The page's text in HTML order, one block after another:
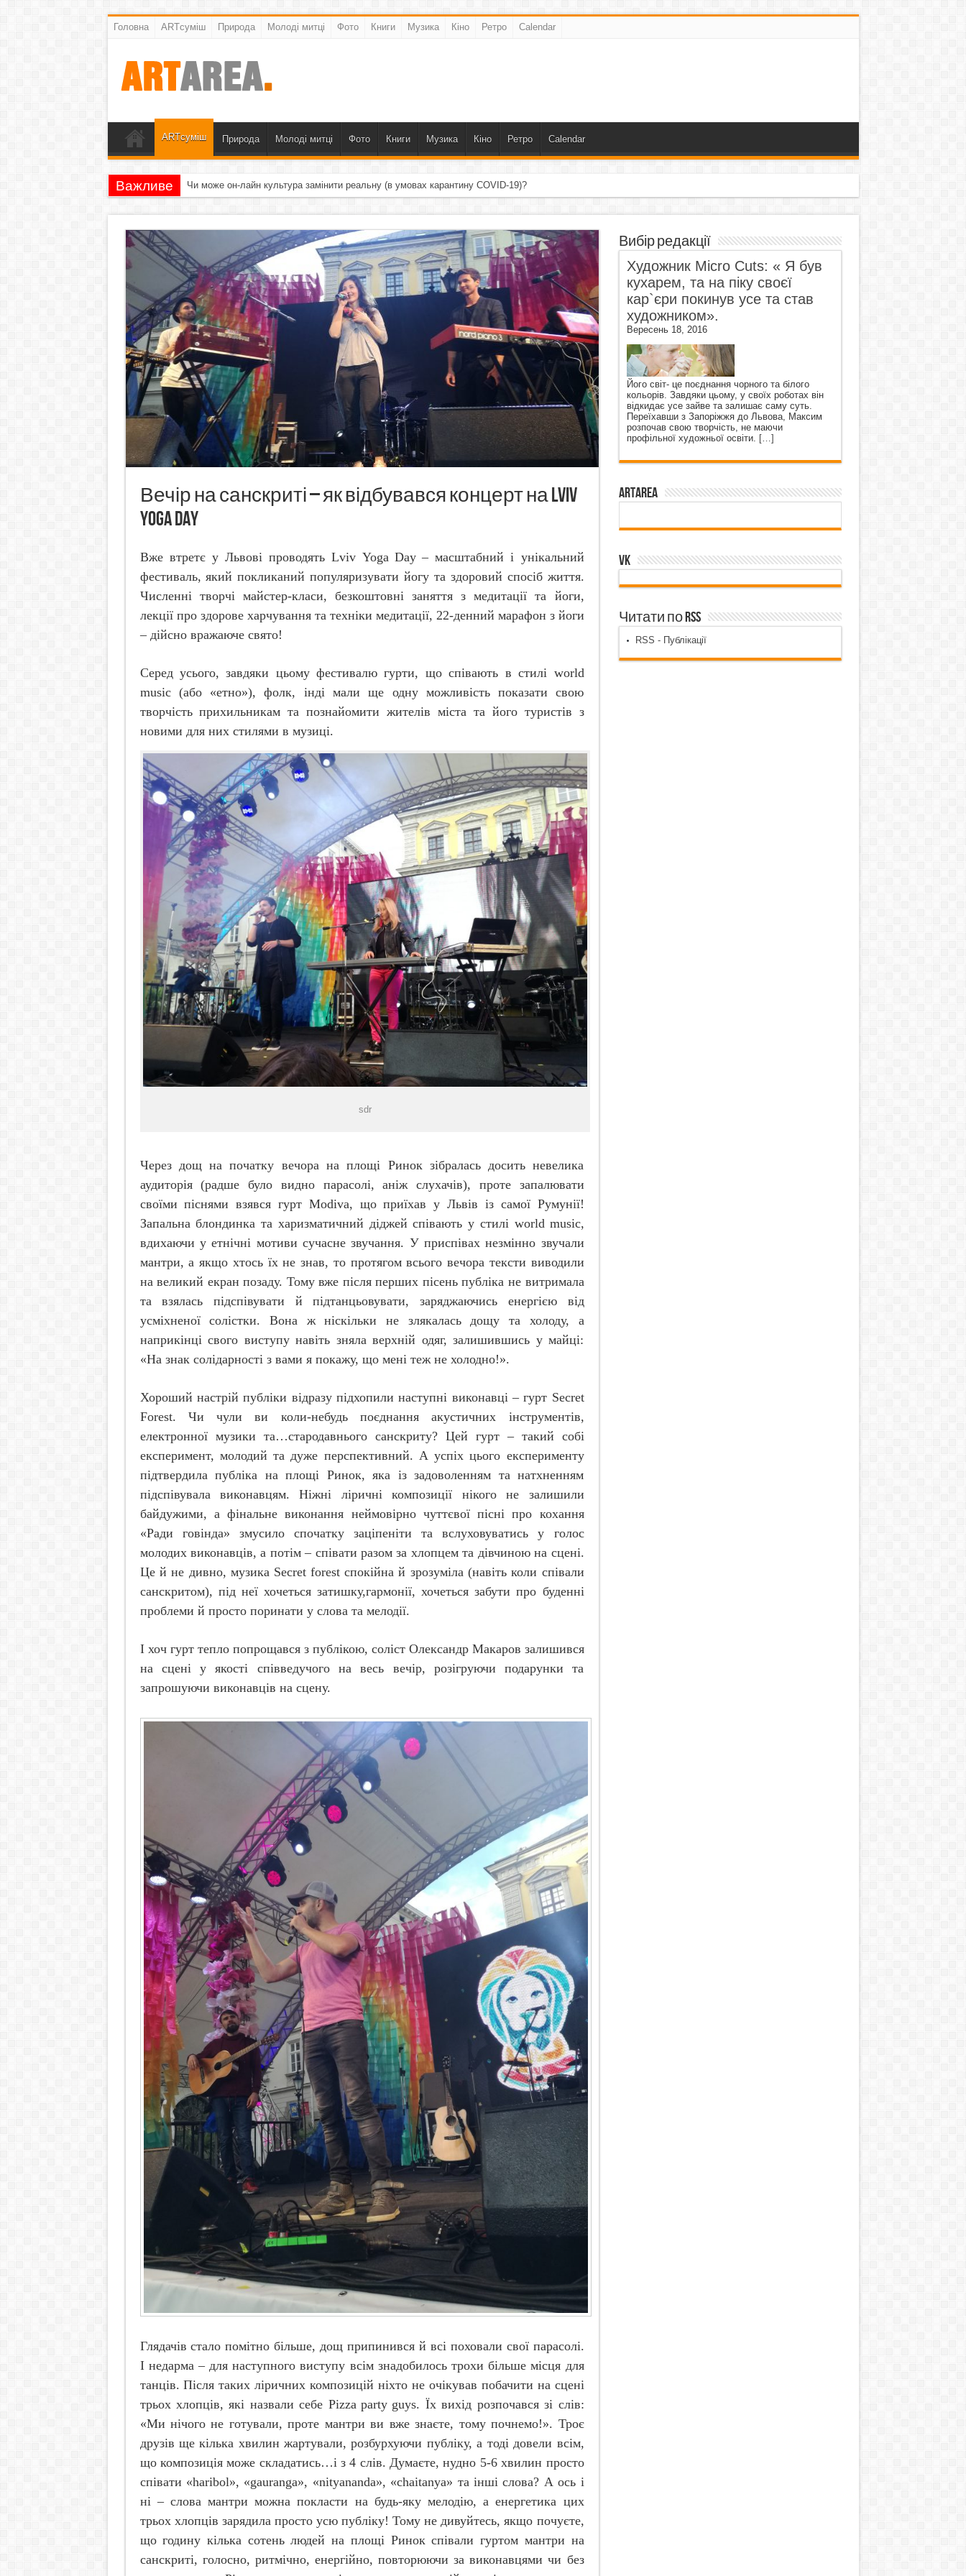
Головна ARTсуміш Природа Молоді митці Фото Книги Музика Кіно Ретро Calendar
ARTсуміш Природа Молоді митці Фото Книги Музика Кіно Ретро Calendar
Важливе Чи може он-лайн культура замінити реальну (в умовах карантину COVID-19)?
Вечір на санскриті – як відбувався концерт на Lviv
Yoga Day
Вже втретє у Львові проводятьLviv Yoga Day – масштабний і унікальний
фестиваль, який покликаний популяризувати йогу та здоровий спосіб життя.
Численні творчі майстер-класи, безкоштовні заняття з медитації та йоги,
лекції про здорове харчування та техніки медитації, 22-денний марафон з йоги
– дійсно вражаюче свято!
Серед усього, завдяки цьому фестивалю гурти, що співають в стилі world
music(або «етно»), фолк, інді мали ще одну можливість показати свою
творчість прихильникам та познайомити жителів міста та його туристів з
новими для них стилями в музиці.
sdr
Через дощ на початку вечора на площі Ринок зібралась досить невелика
аудиторія (радше було видно парасолі, аніж слухачів), проте запалювати
своїми піснями взявся гурт Modiva, що приїхав у Львів із самої Румунії!
Запальна блондинка та харизматичний діджей співають у стилі world music,
вдихаючи у етнічні мотиви сучасне звучання. У приспівах незмінно звучали
мантри, а якщо хтось їх не знав, то протягом всього вечора тексти виводили
на великий екран позаду. Тому вже після перших пісень публіка не витримала
та взялась підспівувати й підтанцьовувати, заряджаючись енергією від
усміхненої солістки. Вона ж ніскільки не злякалась дощу та холоду, а
наприкінці свого виступу навіть зняла верхній одяг, залишившись у майці:
«На знак солідарності з вами я покажу, що мені теж не холодно!».
Хороший настрій публіки відразу підхопили наступні виконавці – гурт Secret
Forest. Чи чули ви коли-небудь поєднання акустичних інструментів,
електронної музики та…стародавнього санскриту? Цей гурт – такий собі
експеримент, молодий та дуже перспективний. А успіх цього експерименту
підтвердила публіка на площі Ринок, яка із задоволенням та натхненням
підспівувала виконавцям. Ніжні ліричні композиції нікого не залишили
байдужими, а фінальне виконання неймовірно чуттєвої пісні про кохання
«Ради говінда» змусило спочатку заціпеніти та вслуховуватись у голос
молодих виконавців, а потім – співати разом за хлопцем та дівчиною на сцені.
Це й не дивно, музика Secret forestспокійна й зрозуміла (навіть коли співали
санскритом), під неї хочеться затишку,гармонії, хочеться забути про буденні
проблеми й просто поринати у слова та мелодії.
І хоч гурт тепло попрощався з публікою, соліст Олександр Макаров залишився
на сцені у якості співведучого на весь вечір, розігруючи подарунки та
запрошуючи виконавців на сцену.
Глядачів стало помітно більше, дощ припинився й всі поховали свої парасолі.
І недарма – для наступного виступу всім знадобилось трохи більше місця для
танців. Після таких ліричних композицій ніхто не очікував побачити на сцені
трьох хлопців, які назвали себе Pizza party guys. Їх вихід розпочався зі слів:
«Ми нічого не готували, проте мантри ви вже знаєте, тому почнемо!». Троє
друзів ще кілька хвилин жартували, розбурхуючи публіку, а тоді довели всім,
що композиція може складатись…і з 4 слів. Думаєте, нудно 5-6 хвилин просто
співати «haribol», «gauranga», «nityananda», «chaitanya» та інші слова? А ось і
ні – слова мантри можна покласти на будь-яку мелодію, а енергетика цих
трьох хлопців зарядила просто усю публіку! Тому не дивуйтесь, якщо почуєте,
що годину кілька сотень людей на площі Ринок співали гуртом мантри на
санскриті, голосно, ритмічно, енергійно, повторюючи за виконавцями чи без
Вибір редакції
Художник Micro Cuts: « Я був
кухарем, та на піку своєї
кар`єри покинув усе та став
художником».
Вересень 18, 2016
Його світ- це поєднання чорного та білого
кольорів. Завдяки цьому, у своїх роботах він
відкидає усе зайве та залишає саму суть.
Переїхавши з Запоріжжя до Львова, Максим
розпочав свою творчість, не маючи
профільної художньої освіти. […]
ArtArea
VK
Читати по RSS
RSS - Публікації